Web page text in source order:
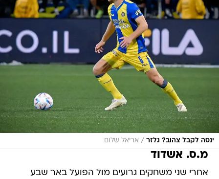
ינסה לקבל צהוב? גלזר / אריאל שלום
מ.ס. אשדוד
אחרי שני משחקים גרועים מול הפועל באר שבע